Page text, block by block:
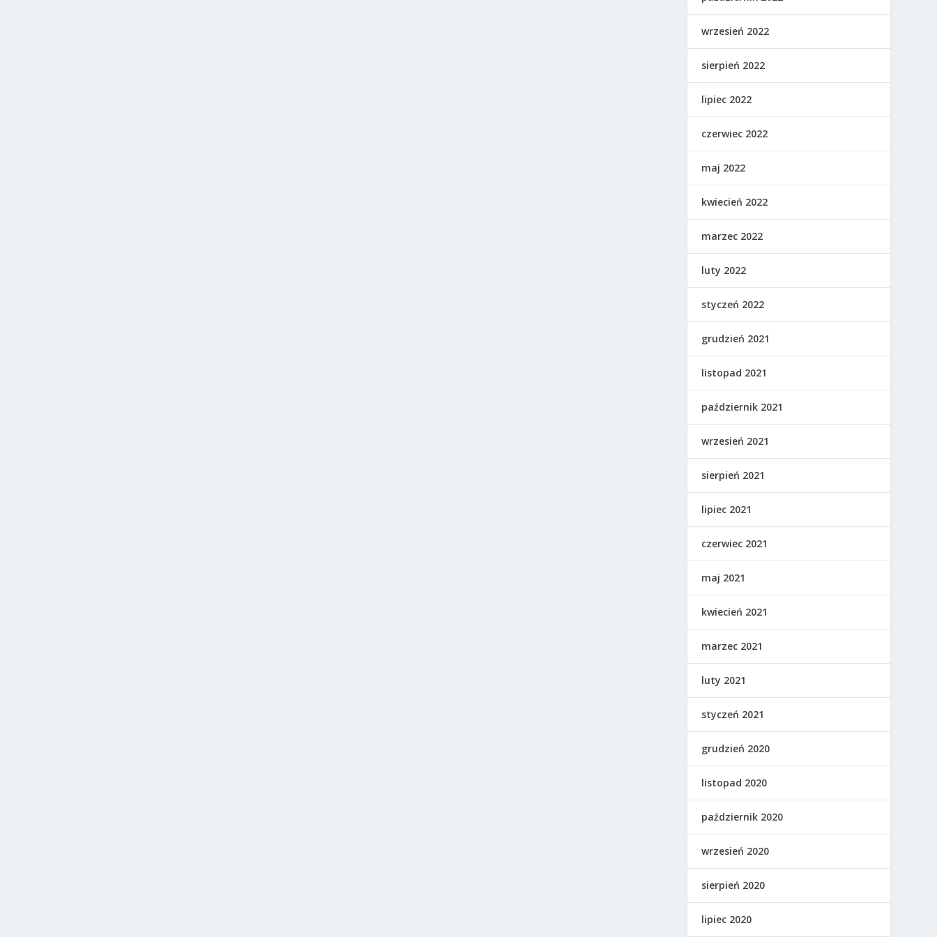
wrzesień 2022
sierpień 2022
lipiec 2022
czerwiec 2022
maj 2022
kwiecień 2022
marzec 2022
luty 2022
styczeń 2022
grudzień 2021
listopad 2021
październik 2021
wrzesień 2021
sierpień 2021
lipiec 2021
czerwiec 2021
maj 2021
kwiecień 2021
marzec 2021
luty 2021
styczeń 2021
grudzień 2020
listopad 2020
październik 2020
wrzesień 2020
sierpień 2020
lipiec 2020